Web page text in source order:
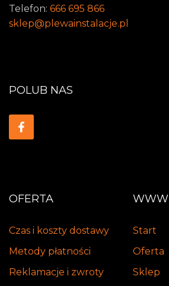
Telefon: 666 695 866
sklep@plewainstalacje.pl
OFERTA
Czas i koszty dostawy
Metody płatności
Reklamacje i zwroty
WWW
Start
Oferta
Sklep
POLUB NAS